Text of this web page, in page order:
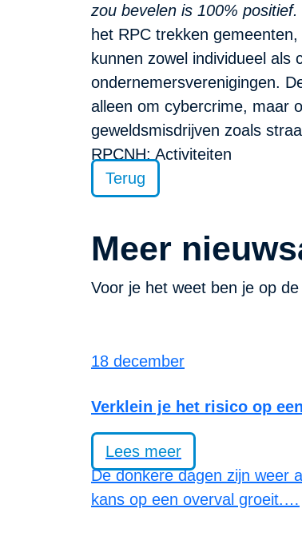
zou bevelen is 100%
het RPC trekken
kunnen zowel individueel
ondernemersverenigingen.
alleen om cybercrime, maar
geweldsmisdrijven zoals
RPCNH: Activiteiten
Terug
Meer
Voor je het weet ben je op
18 december
Verklein je het risico op
Lees meer
De donkere dagen zijn weer
kans op een overval groeit.…